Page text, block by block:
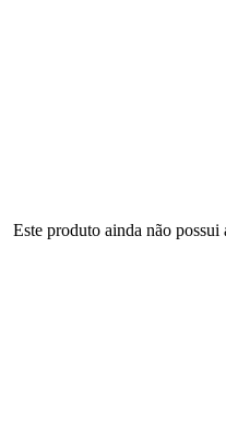
Este produto ainda não